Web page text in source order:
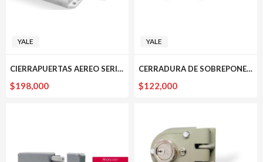
YALE
CIERRAPUERTAS AEREO SERIE 2234 YALE
$198,000
YALE
CERRADURA DE SOBREPONER 107-70 YALE
$122,000